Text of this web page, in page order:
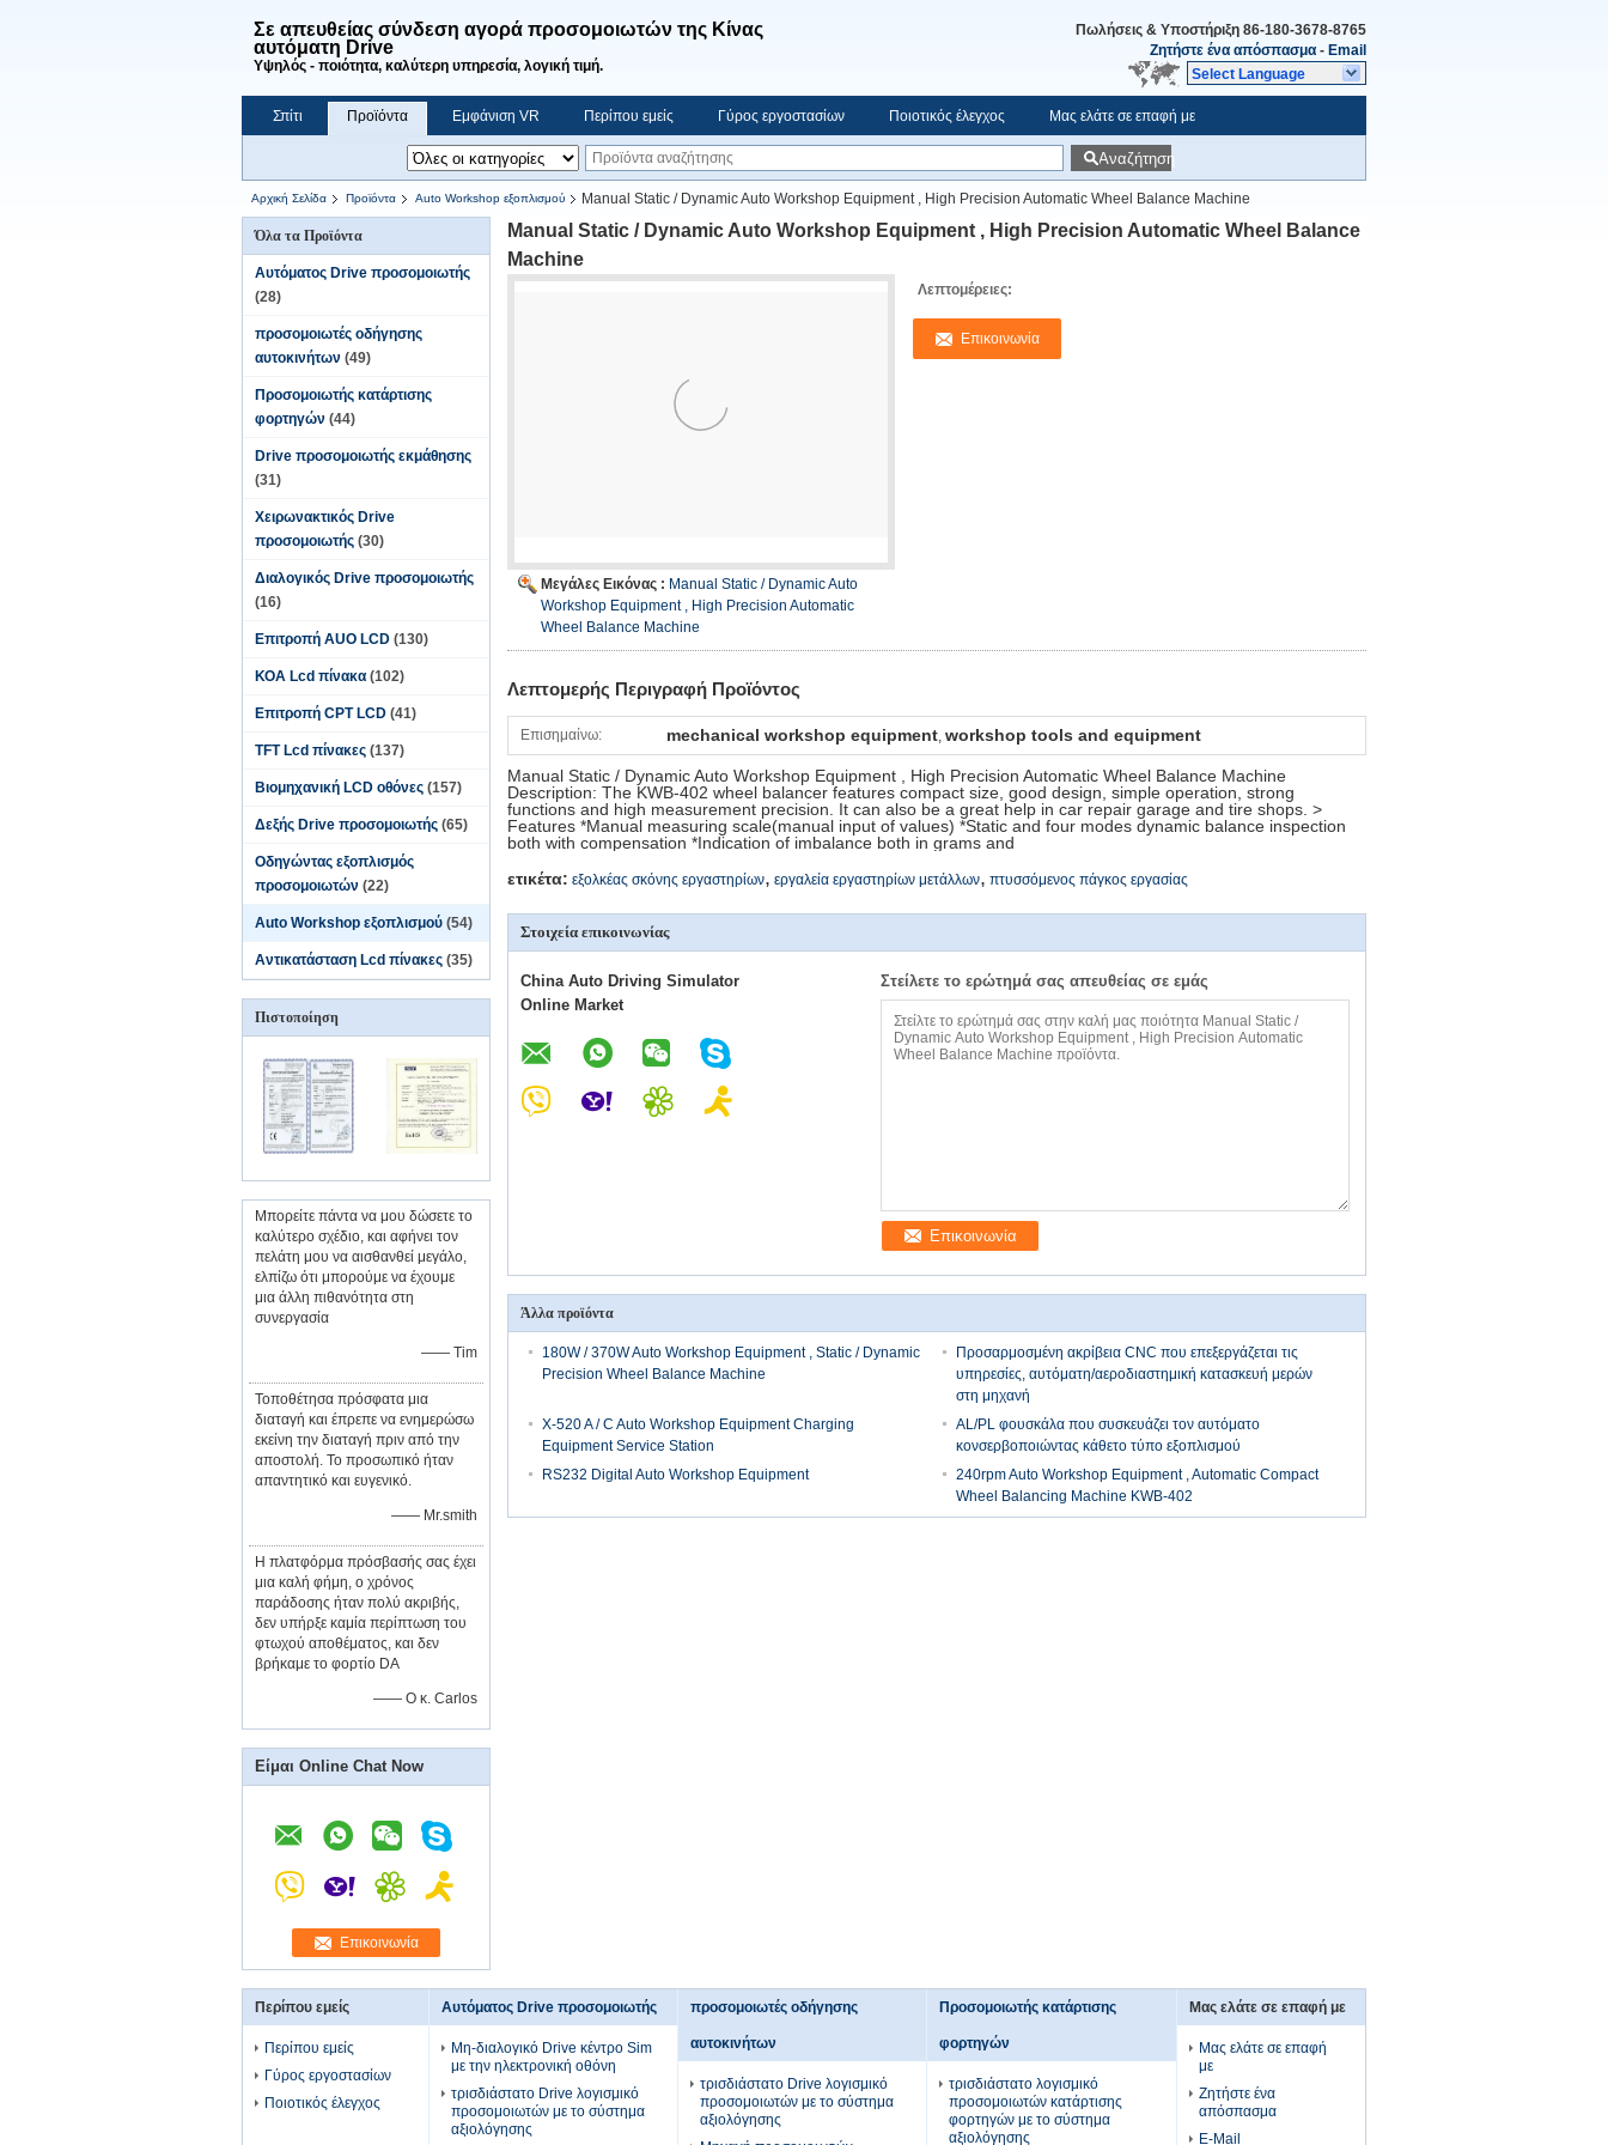
Σε απευθείας σύνδεση αγορά προσομοιωτών της Κίνας
αυτόματη Drive
Υψηλός - ποιότητα, καλύτερη υπηρεσία, λογική τιμή.
Πωλήσεις & Υποστήριξη 86-180-3678-8765
Ζητήστε ένα απόσπασμα - Email
Select Language
Σπίτι Προϊόντα Εμφάνιση VR Περίπου εμείς Γύρος εργοστασίων Ποιοτικός έλεγχος Μας ελάτε σε επαφή με
Ζητήστε ένα απόσπασμα Αναζήτηση
Αρχική Σελίδα Προϊόντα Auto Workshop εξοπλισμού Manual Static / Dynamic Auto Workshop Equipment , High Precision Automatic Wheel Balance Machine
Όλα τα Προϊόντα
Αυτόματος Drive προσομοιωτής
(28)
προσομοιωτές οδήγησης
αυτοκινήτων (49)
Προσομοιωτής κατάρτισης
φορτηγών (44)
Drive προσομοιωτής εκμάθησης
(31)
Χειρωνακτικός Drive
προσομοιωτής (30)
Διαλογικός Drive προσομοιωτής
(16)
Επιτροπή AUO LCD (130)
ΚΟΑ Lcd πίνακα (102)
Επιτροπή CPT LCD (41)
TFT Lcd πίνακες (137)
Βιομηχανική LCD οθόνες (157)
Δεξής Drive προσομοιωτής (65)
Οδηγώντας εξοπλισμός
προσομοιωτών (22)
Auto Workshop εξοπλισμού (54)
Αντικατάσταση Lcd πίνακες (35)
Πιστοποίηση
Μπορείτε πάντα να μου δώσετε το
καλύτερο σχέδιο, και αφήνει τον
πελάτη μου να αισθανθεί μεγάλο,
ελπίζω ότι μπορούμε να έχουμε
μια άλλη πιθανότητα στη
συνεργασία
—— Tim
Τοποθέτησα πρόσφατα μια
διαταγή και έπρεπε να ενημερώσω
εκείνη την διαταγή πριν από την
αποστολή. Το προσωπικό ήταν
απαντητικό και ευγενικό.
—— Mr.smith
Η πλατφόρμα πρόσβασής σας έχει
μια καλή φήμη, ο χρόνος
παράδοσης ήταν πολύ ακριβής,
δεν υπήρξε καμία περίπτωση του
φτωχού αποθέματος, και δεν
βρήκαμε το φορτίο DA
—— Ο κ. Carlos
Είμαι Online Chat Now
Επικοινωνία
Manual Static / Dynamic Auto Workshop Equipment , High Precision Automatic Wheel Balance
Machine
Μεγάλες Εικόνας : Manual Static / Dynamic Auto
Workshop Equipment , High Precision Automatic
Wheel Balance Machine
Λεπτομέρειες:
Επικοινωνία
Λεπτομερής Περιγραφή Προϊόντος
Επισημαίνω: mechanical workshop equipment, workshop tools and equipment
Manual Static / Dynamic Auto Workshop Equipment , High Precision Automatic Wheel Balance Machine
Description: The KWB-402 wheel balancer features compact size, good design, simple operation, strong
functions and high measurement precision. It can also be a great help in car repair garage and tire shops. >
Features *Manual measuring scale(manual input of values) *Static and four modes dynamic balance inspection
both with compensation *Indication of imbalance both in grams and
ετικέτα: εξολκέας σκόνης εργαστηρίων, εργαλεία εργαστηρίων μετάλλων, πτυσσόμενος πάγκος εργασίας
Στοιχεία επικοινωνίας
China Auto Driving Simulator
Online Market
Στείλετε το ερώτημά σας απευθείας σε εμάς
Επικοινωνία
Άλλα προϊόντα
180W / 370W Auto Workshop Equipment , Static / Dynamic
Precision Wheel Balance Machine
Προσαρμοσμένη ακρίβεια CNC που επεξεργάζεται τις
υπηρεσίες, αυτόματη/αεροδιαστημική κατασκευή μερών
στη μηχανή
X-520 A / C Auto Workshop Equipment Charging
Equipment Service Station
AL/PL φουσκάλα που συσκευάζει τον αυτόματο
κονσερβοποιώντας κάθετο τύπο εξοπλισμού
RS232 Digital Auto Workshop Equipment
240rpm Auto Workshop Equipment , Automatic Compact
Wheel Balancing Machine KWB-402
Περίπου εμείς
Περίπου εμείς
Γύρος εργοστασίων
Ποιοτικός έλεγχος
Αυτόματος Drive προσομοιωτής
Μη-διαλογικό Drive κέντρο Sim
με την ηλεκτρονική οθόνη
τρισδιάστατο Drive λογισμικό
προσομοιωτών με το σύστημα
αξιολόγησης
προσομοιωτές οδήγησης
αυτοκινήτων
τρισδιάστατο Drive λογισμικό
προσομοιωτών με το σύστημα
αξιολόγησης
Προσομοιωτής κατάρτισης
φορτηγών
τρισδιάστατο λογισμικό
προσομοιωτών κατάρτισης
φορτηγών με το σύστημα
αξιολόγησης
Μας ελάτε σε επαφή με
Μας ελάτε σε επαφή
με
Ζητήστε ένα
απόσπασμα
E-Mail